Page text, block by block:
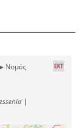
Νομός
|